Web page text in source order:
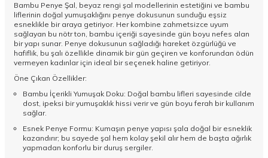
Bambu Penye Şal, beyaz rengi şal modellerinin estetiğini ve bambu
liflerinin doğal yumuşaklığını penye dokusunun sunduğu eşsiz
esneklikle bir araya getiriyor. Her kombine zahmetsizce uyum
sağlayan bu nötr ton, bambu içeriği sayesinde gün boyu nefes alan
bir yapı sunar. Penye dokusunun sağladığı hareket özgürlüğü ve
hafiflik, bu şalı özellikle dinamik bir gün geçiren ve konforundan ödün
vermeyen kadınlar için ideal bir seçenek haline getiriyor.
Öne Çıkan Özellikler:
Bambu İçerikli Yumuşak Doku: Doğal bambu lifleri sayesinde cilde
dost, ipeksi bir yumuşaklık hissi verir ve gün boyu ferah bir kullanım
sağlar.
Esnek Penye Formu: Kumaşın penye yapısı şala doğal bir esneklik
kazandırır; bu sayede şal hem kolay şekil alır hem de başta ağırlık
yapmadan konforlu bir duruş sergiler.